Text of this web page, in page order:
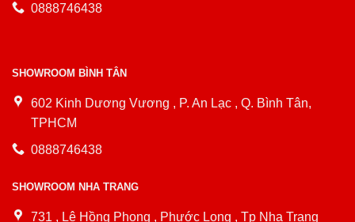
0888746438
SHOWROOM BÌNH TÂN
602 Kinh Dương Vương , P. An Lạc , Q. Bình Tân,
TPHCM
0888746438
SHOWROOM NHA TRANG
731 , Lê Hồng Phong , Phước Long , Tp Nha Trang